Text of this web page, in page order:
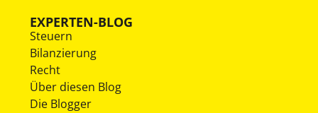
EXPERTEN-BLOG
Steuern
Bilanzierung
Recht
Über diesen Blog
Die Blogger